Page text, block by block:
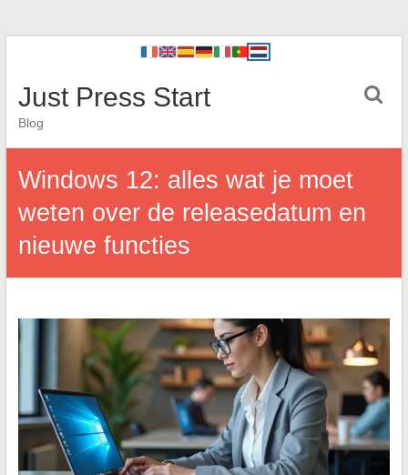
Just Press Start
Blog
Windows 12: alles wat je moet
weten over de releasedatum en
nieuwe functies